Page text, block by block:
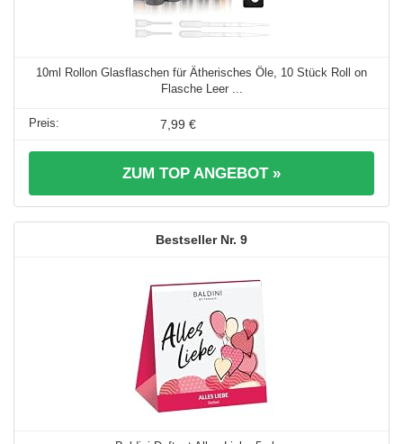
10ml Rollon Glasflaschen für Ätherisches Öle, 10 Stück Roll on
Flasche Leer ...
7,99 €
ZUM TOP ANGEBOT »
9